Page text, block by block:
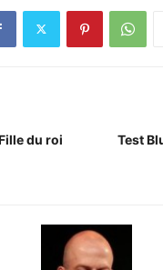
du roi
Test